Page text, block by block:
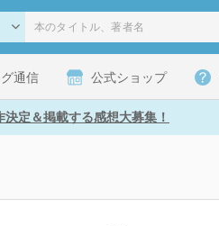
通信 公式ショップ
決定＆掲載する感想大募集！